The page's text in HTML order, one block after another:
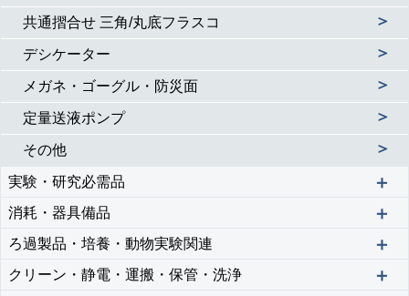
共通摺合せ 三角/丸底フラスコ ＞
デシケーター ＞
メガネ・ゴーグル・防災面 ＞
定量送液ポンプ ＞
その他 ＞
実験・研究必需品 ＋
消耗・器具備品 ＋
ろ過製品・培養・動物実験関連 ＋
クリーン・静電・運搬・保管・洗浄 ＋